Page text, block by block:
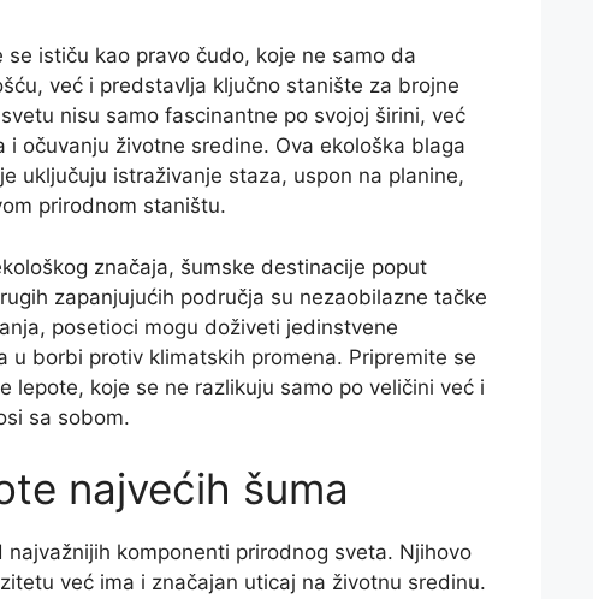
ističu kao pravo čudo, koje ne samo da
već i predstavlja ključno stanište za brojne
nisu samo fascinantne po svojoj širini, već
očuvanju životne sredine. Ova ekološka blaga
uključuju istraživanje staza, uspon na planine,
prirodnom staništu.
značaja, šumske destinacije poput
zapanjujućih područja su nezaobilazne tačke
posetioci mogu doživeti jedinstvene
u borbi protiv klimatskih promena. Pripremite se
lepote, koje se ne razlikuju samo po veličini već i
sa sobom.
najvećih šuma
komponenti prirodnog sveta. Njihovo
već ima i značajan uticaj na životnu sredinu.